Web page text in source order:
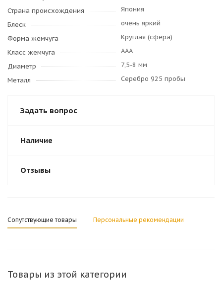
Страна происхождения
Япония
Блеск
очень яркий
Форма жемчуга
Круглая (сфера)
Класс жемчуга
AAA
Диаметр
7,5-8 мм
Металл
Серебро 925 пробы
Задать вопрос
Наличие
Отзывы
Сопутствующие товары Персональные рекомендации
Товары из этой категории